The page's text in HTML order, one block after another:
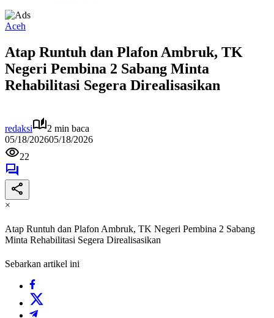
Aceh
Atap Runtuh dan Plafon Ambruk, TK
Negeri Pembina 2 Sabang Minta
Rehabilitasi Segera Direalisasikan
redaksi
2 min baca
05/18/202605/18/2026
22
×
Atap Runtuh dan Plafon Ambruk, TK Negeri Pembina 2 Sabang
Minta Rehabilitasi Segera Direalisasikan
Sebarkan artikel ini